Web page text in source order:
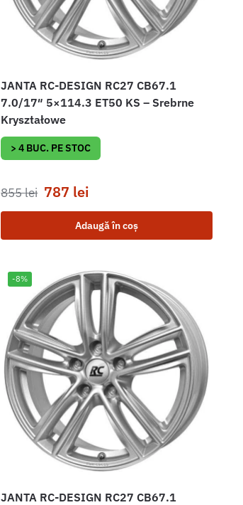
JANTA RC-DESIGN RC27 CB67.1
7.0/17″ 5×114.3 ET50 KS – Srebrne
Kryształowe
> 4 BUC. PE STOC
855lei 787 lei
Adaugă în coș
-8%
JANTA RC-DESIGN RC27 CB67.1